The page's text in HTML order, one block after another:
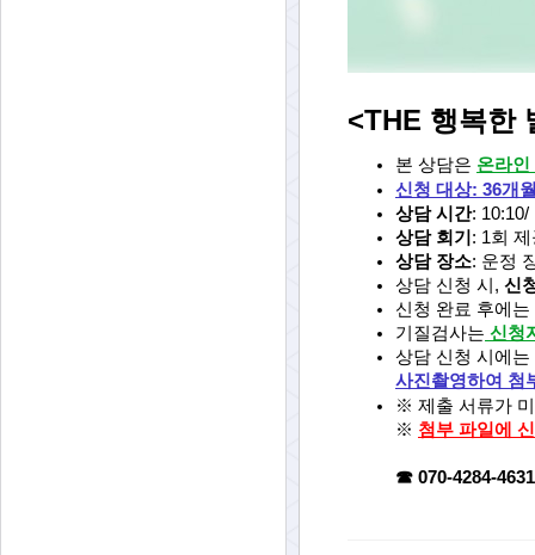
<THE 행복한
본 상담은 온라
신청 대상: 36개
상담 시간: 10:10/
상담 회기 : 1회
상담 장소: 운정
상담 신청 시, 신
신청 완료 후에
기질검사는 신청
상담 신청 시에는
사진촬영하여 첨
※ 제출 서류가
※ 첨부 파일에
☎ 070-4284-4631